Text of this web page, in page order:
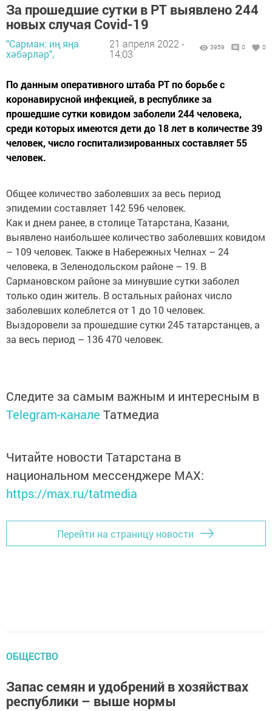
За прошедшие сутки в РТ выявлено 244
новых случая Covid-19
"Сарман: иң яңа
хәбәрләр",
21 апреля 2022 -
14:03
3959 0 0
По данным оперативного штаба РТ по борьбе с
коронавирусной инфекцией, в республике за
прошедшие сутки ковидом заболели 244 человека,
среди которых имеются дети до 18 лет в количестве 39
человек, число госпитализированных составляет 55
человек.
Общее количество заболевших за весь период
эпидемии составляет 142 596 человек.
Как и днем ранее, в столице Татарстана, Казани,
выявлено наибольшее количество заболевших ковидом
– 109 человек. Также в Набережных Челнах – 24
человека, в Зеленодольском районе – 19. В
Сармановском районе за минувшие сутки заболел
только один житель. В остальных районах число
заболевших колеблется от 1 до 10 человек.
Выздоровели за прошедшие сутки 245 татарстанцев, а
за весь период – 136 470 человек.
Следите за самым важным и интересным в
Telegram-канале Татмедиа
Читайте новости Татарстана в
национальном мессенджере MАХ:
https://max.ru/tatmedia
Перейти на страницу новости
ОБЩЕСТВО
Запас семян и удобрений в хозяйствах
республики – выше нормы